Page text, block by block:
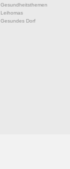
Gesundheitsthemen
Leihomas
Gesundes Dorf